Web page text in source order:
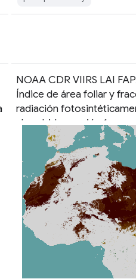
NOAA CDR VIIRS LAI
Índice de área foliar y
radiación
absorbida, versión 1